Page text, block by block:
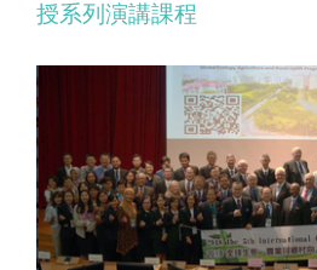
授系列演講課程